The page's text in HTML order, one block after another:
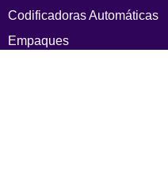
Codificadoras Automáticas
Empaques